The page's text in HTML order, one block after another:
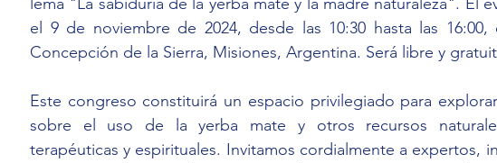
el 9 de noviembre de 2024, desde las 10:30 hasta las
Concepción de la Sierra, Misiones, Argentina. Será libre y
Este congreso constituirá un espacio privilegiado para
sobre el uso de la yerba mate y otros recursos
terapéuticas y espirituales. Invitamos cordialmente a expertos,